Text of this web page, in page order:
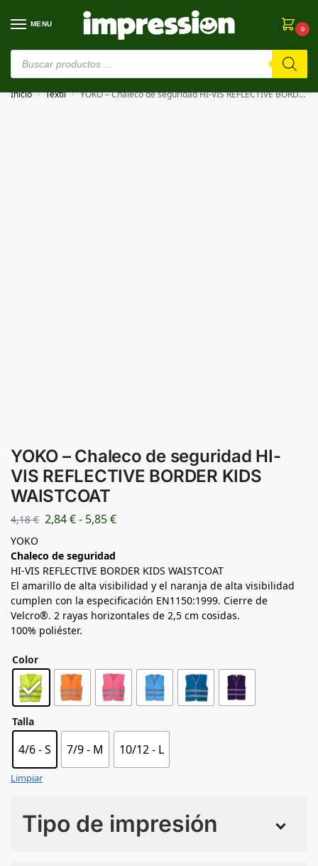
MENU
0
⚠️ Estamos en pruebas. Si algo falla, ¡Perdón!⚠️
Inicio / Textil / YOKO – Chaleco de seguridad HI-VIS REFLECTIVE BORDER KIDS WAISTCOAT
YOKO – Chaleco de seguridad HI-
VIS REFLECTIVE BORDER KIDS
WAISTCOAT
4,18€ 2,84€- 5,85€
YOKO
Chaleco de seguridad
HI-VIS REFLECTIVE BORDER KIDS WAISTCOAT
El amarillo de alta visibilidad y el naranja de alta visibilidad
cumplen con la especificación EN1150:1999. Cierre de
Velcro®. 2 rayas horizontales de 2,5 cm cosidas.
100% poliéster.
Color
Talla
4/6 - S 7/9 - M 10/12 - L
Limpiar
Tipo de impresión